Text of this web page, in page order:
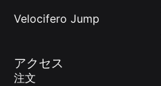
Velocifero Jump
アクセス
注文